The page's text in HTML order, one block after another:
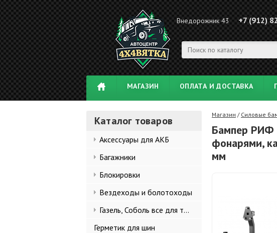
Внедорожник 43 +7 (912)
МАГАЗИН ОПЛАТА И ДОСТАВКА
Каталог товаров
Аксессуары для АКБ
Багажники
Блокировки
Вездеходы и болотоходы
Газель, Соболь все для тюнинга
Герметик для шин
Магазин / Силовые
Бампер РИФ
фонарями,
мм